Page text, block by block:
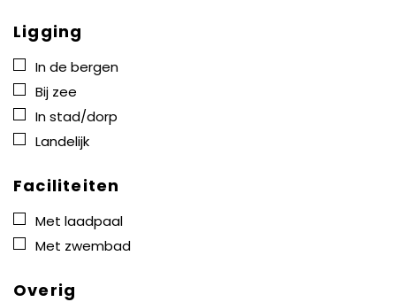
Ligging
In de bergen
Bij zee
In stad/dorp
Landelijk
Faciliteiten
Met laadpaal
Met zwembad
Overig